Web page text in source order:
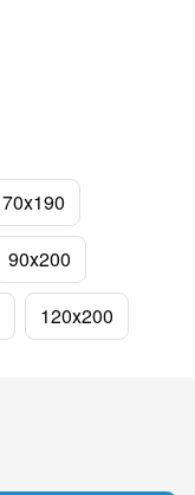
70х190
90х200
120х200